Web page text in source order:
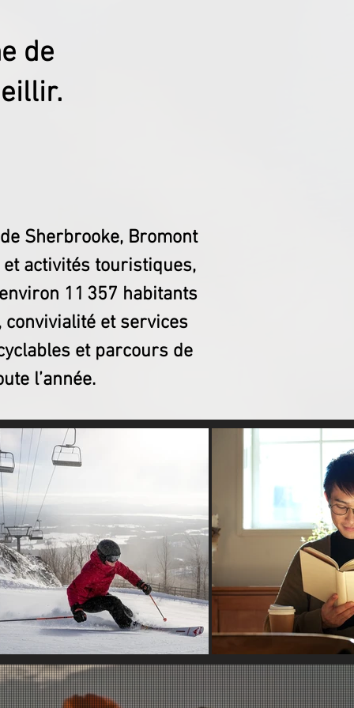
de
Sherbrooke, Bromont
activités touristiques,
11 357 habitants
et services
et parcours de
l’année.